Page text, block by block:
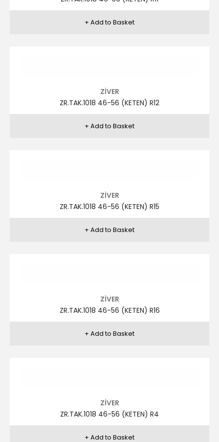
ZİVER
ZR.TAK.1014 46-56 R1
ZİVER
ZR.TAK.1006 46-56 (KETEN) R3
ZİVER
ZR.TAK.1006 46-56 (KETEN) R4
ZİVER
ZR.TAK.1006 46-56 (KETEN) R5
ZİVER
ZR.TAK.1006 46-56 (KETEN) R7